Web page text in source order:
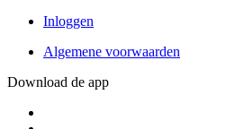
Inloggen
Algemene voorwaarden
Download de app